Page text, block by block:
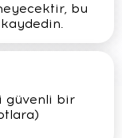
bu
güvenli bir